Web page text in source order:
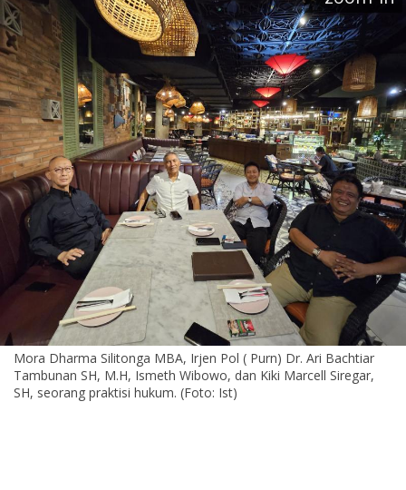
Mora Dharma Silitonga MBA, Irjen Pol ( Purn) Dr. Ari Bachtiar
Tambunan SH, M.H, Ismeth Wibowo, dan Kiki Marcell Siregar,
SH, seorang praktisi hukum. (Foto: Ist)